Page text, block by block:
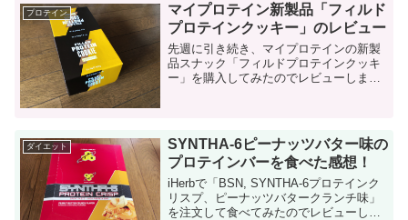
プロテイン
マイプロテイン新製品「フィルド
プロテインクッキー」のレビュー
先週に引き続き、マイプロテインの新製
品スナック「フィルドプロテインクッキ
ー」を購入してみたのでレビューしま
ダイエット
SYNTHA-6ピーナッツバター味の
プロテインバーを食べた感想！
iHerbで「BSN, SYNTHA-6プロテインク
リスプ、ピーナッツバタークランチ味」
を注文して食べてみたのでレビューしま